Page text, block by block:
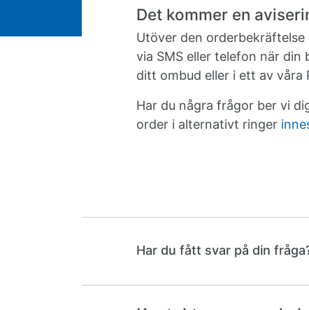
Det kommer en
Utöver den
via SMS eller telefon när
ditt ombud eller i ett av
Har du några frågor ber vi
order i alternativt ringer
Har du fått svar på din